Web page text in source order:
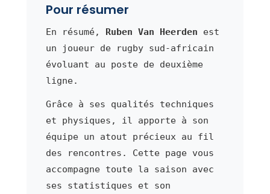
Pour résumer
En résumé, Ruben Van Heerden est
un joueur de rugby sud-africain
évoluant au poste de deuxième
ligne.
Grâce à ses qualités techniques
et physiques, il apporte à son
équipe un atout précieux au fil
des rencontres. Cette page vous
accompagne toute la saison avec
ses statistiques et son